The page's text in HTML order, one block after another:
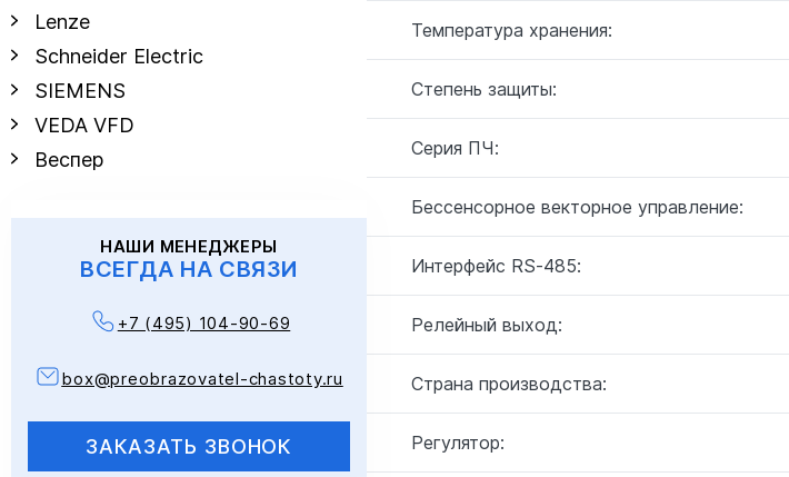
Lenze
Schneider Electric
SIEMENS
VEDA VFD
Веспер
НАШИ МЕНЕДЖЕРЫ
ВСЕГДА НА СВЯЗИ
+7 (495) 104-90-69
box@preobrazovatel-chastoty.ru
ЗАКАЗАТЬ ЗВОНОК
Температура хранения:
Степень защиты:
Серия ПЧ:
Бессенсорное векторное управление:
Интерфейс RS-485:
Релейный выход:
Страна производства:
Регулятор: